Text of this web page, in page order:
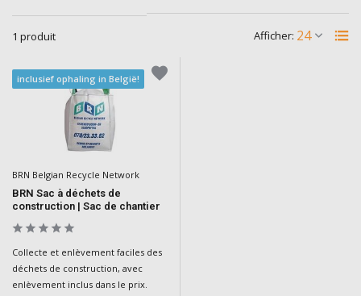
1 produit Afficher:
inclusief ophaling in België!
BRN Belgian Recycle Network
BRN Sac à déchets de
construction | Sac de chantier
Collecte et enlèvement faciles des
déchets de construction, avec
enlèvement inclus dans le prix.